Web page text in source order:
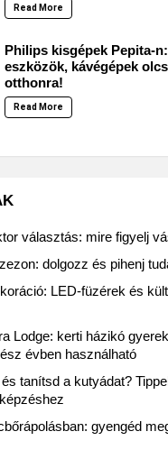
Read More
Philips kisgépek Pepita-
eszközök, kávégépek
otthonra!
Read More
választás: mire figyelj
dolgozz és pihenj
LED-füzérek és
Lodge: kerti házikó
évben használható
tanítsd a kutyádat?
gyengéd